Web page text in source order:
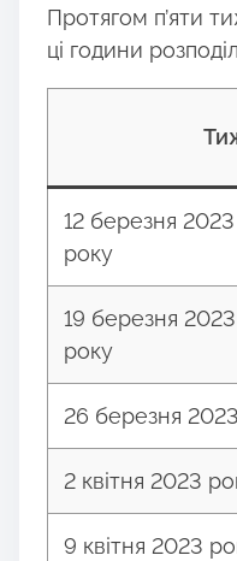
Протягом п’яти
ці години
12 березня
року
19 березня
року
26 березня
2 квітня 2023
9 квітня 2023